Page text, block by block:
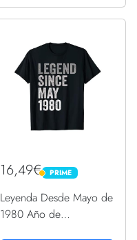
16,49€ PRIME
PRIME
Leyenda Desde Mayo de
1980 Año de